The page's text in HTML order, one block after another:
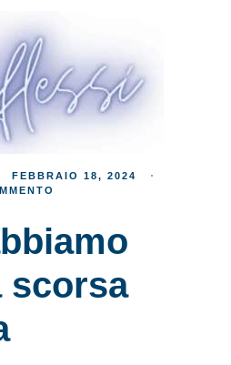
FEBBRAIO 18, 2024
scorsa